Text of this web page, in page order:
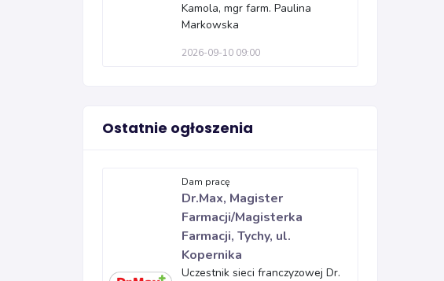
Kamola, mgr farm. Paulina
Markowska
2026-09-10 09:00
Ostatnie ogłoszenia
Dam pracę
Dr.Max, Magister
Farmacji/Magisterka
Farmacji, Tychy, ul.
Kopernika
Uczestnik sieci franczyzowej Dr.